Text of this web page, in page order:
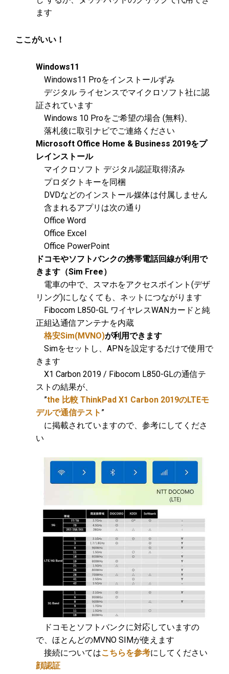
ます
ここがいい！
Windows11
Windows11 Proをインストールずみ
デジタル ライセンスでマイクロソフト社に認
証されています
Windows 10 Proをご希望の場合 (無料)、
落札後に取引ナビでご連絡ください
Microsoft Office Home & Business 2019をプ
レインストール
マイクロソフト デジタル認証取得済み
プロダクトキーを同梱
DVDなどのインストール媒体は付属しません
含まれるアプリは次の通り
Office Word
Office Excel
Office PowerPoint
ドコモやソフトバンクの携帯電話回線が利用で
きます（Sim Free）
電車の中で、スマホをアクセスポイント(デザ
リング)にしなくても、ネットにつながります
Fibocom L850-GL ワイヤレスWANカードと純
正組込通信アンテナを内蔵
格安Sim(MVNO)が利用できます
Simをセットし、APNを設定するだけで使用で
きます
X1 Carbon 2019 / Fibocom L850-GLの通信テ
ストの結果が、
”the 比較 ThinkPad X1 Carbon 2019のLTEモ
デルで通信テスト ”
に掲載されていますので、参考にしてくださ
い
ドコモとソフトバンクに対応していますの
で、ほとんどのMVNO SIMが使えます
接続についてはこちらを参考にしてください
顔認証